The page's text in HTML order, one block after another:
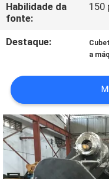
NOTÍCIAS
SOLICITE UM
ORÇAMENTO
MAPA
DO
SITE
Habilidade da
fonte:
150
Destaque:
a